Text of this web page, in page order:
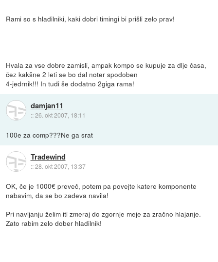
Rami so s hladilniki, kaki dobri timingi bi prišli zelo prav!
Hvala za vse dobre zamisli, ampak kompo se kupuje za dlje časa,
čez kakšne 2 leti se bo dal noter spodoben
4-jedrnik!!! In tudi še dodatno 2giga rama!
damjan11
::26. okt 2007, 18:11
100e za comp???Ne ga srat
Tradewind
::28. okt 2007, 13:37
OK, če je 1000€ preveč, potem pa povejte katere komponente
nabavim, da se bo zadeva navila!
Pri navijanju želim iti zmeraj do zgornje meje za zračno hlajanje.
Zato rabim zelo dober hladilnik!